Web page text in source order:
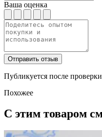
Ваша оценка
Отправить отзыв
Публикуется после
Похожее
С этим товаром